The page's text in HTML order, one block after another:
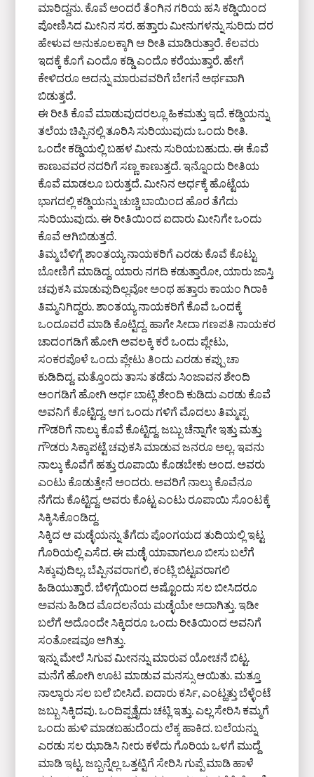
ಮಾರಿದ್ದನು. ಕೊವೆ ಅಂದರೆ ತೆಂಗಿನ ಗರಿಯ ಹಸಿ ಕಡ್ಡಿಯಿಂದ
ಪೋಣಿಸಿದ ಮೀನಿನ ಸರ. ಹತ್ತಾರು ಮೀನುಗಳನ್ನು ಸುರಿದು ದರ
ಹೇಳುವ ಅನುಕೂಲಕ್ಕಾಗಿ ಆ ರೀತಿ ಮಾಡಿರುತ್ತಾರೆ. ಕೆಲವರು
ಇದಕ್ಕೆ ಕೊಗೆ ಎಂದೊ ಕಡ್ಡಿ ಎಂದೊ ಕರೆಯುತ್ತಾರೆ. ಹೇಗೆ
ಕೇಳಿದರೂ ಅದನ್ನು ಮಾರುವವರಿಗೆ ಬೇಗನೆ ಅರ್ಥವಾಗಿ
ಬಿಡುತ್ತದೆ.
ಈ ರೀತಿ ಕೊವೆ ಮಾಡುವುದರಲ್ಲೂ ಹಿಕಮತ್ತು ಇದೆ. ಕಡ್ಡಿಯನ್ನು
ತಲೆಯ ಚಿಪ್ಪಿನಲ್ಲಿ ತೂರಿಸಿ ಸುರಿಯುವುದು ಒಂದು ರೀತಿ.
ಒಂದೇ ಕಡ್ಡಿಯಲ್ಲಿ ಬಹಳ ಮೀನು ಸುರಿಯಬಹುದು. ಈ ಕೊವೆ
ಕಾಣುವವರ ನದರಿಗೆ ಸಣ್ಣ ಕಾಣುತ್ತದೆ. ಇನ್ನೊಂದು ರೀತಿಯ
ಕೊವೆ ಮಾಡಲೂ ಬರುತ್ತದೆ. ಮೀನಿನ ಅರ್ಧಕ್ಕೆ ಹೊಟ್ಟೆಯ
ಭಾಗದಲ್ಲಿ ಕಡ್ಡಿಯನ್ನು ಚುಚ್ಚಿ ಬಾಯಿಂದ ಹೊರ ತೆಗೆದು
ಸುರಿಯುವುದು. ಈ ರೀತಿಯಿಂದ ಐದಾರು ಮೀನಿಗೇ ಒಂದು
ಕೊವೆ ಆಗಿಬಿಡುತ್ತದೆ.
ತಿಮ್ಮ ಬೆಳಿಗ್ಗೆ ಶಾಂತಯ್ಯ ನಾಯಕರಿಗೆ ಎರಡು ಕೊವೆ ಕೊಟ್ಟು
ಬೋಣಿಗೆ ಮಾಡಿದ್ದ. ಯಾರು ನಗದಿ ಕಡುತ್ತಾರೋ, ಯಾರು ಜಾಸ್ತಿ
ಚವುಕಸಿ ಮಾಡುವುದಿಲ್ಲವೋ ಅಂಥ ಹತ್ತಾರು ಕಾಯಂ ಗಿರಾಕಿ
ತಿಮ್ಮನಿಗಿದ್ದರು. ಶಾಂತಯ್ಯ ನಾಯಕರಿಗೆ ಕೊವೆ ಒಂದಕ್ಕೆ
ಒಂದೂವರೆ ಮಾಡಿ ಕೊಟ್ಟಿದ್ದ. ಹಾಗೇ ಸೀದಾ ಗಣಪತಿ ನಾಯಕರ
ಚಾದಂಗಡಿಗೆ ಹೋಗಿ ಅವಲಕ್ಕಿ ಕರೆ ಒಂದು ಪ್ಲೇಟು,
ಸಂಕರಪೊಳೆ ಒಂದು ಪ್ಲೇಟು ತಿಂದು ಎರಡು ಕಪ್ಪು ಚಾ
ಕುಡಿದಿದ್ದ. ಮತ್ತೊಂದು ತಾಸು ತಡೆದು ಸಿಂಜಾವನ ಶೇಂದಿ
ಅಂಗಡಿಗೆ ಹೋಗಿ ಅರ್ಧ ಬಾಟ್ಲಿ ಶೇಂದಿ ಕುಡಿದು ಎರಡು ಕೊವೆ
ಅವನಿಗೆ ಕೊಟ್ಟಿದ್ದ. ಆಗ ಒಂದು ಗಳಿಗೆ ಮೊದಲು ತಿಮ್ಮಪ್ಪ
ಗೌಡರಿಗೆ ನಾಲ್ಕು ಕೊವೆ ಕೊಟ್ಟಿದ್ದ. ಜಬ್ಬು ಚೆನ್ನಾಗೇ ಇತ್ತು ಮತ್ತು
ಗೌಡರು ಸಿಕ್ಕಾಪಟ್ಟೆ ಚವುಕಸಿ ಮಾಡುವ ಜನರೂ ಅಲ್ಲ. ಇವನು
ನಾಲ್ಕು ಕೊವೆಗೆ ಹತ್ತು ರೂಪಾಯಿ ಕೊಡಬೇಕು ಅಂದ. ಅವರು
ಎಂಟು ಕೊಡುತ್ತೇನೆ ಅಂದರು. ಅವರಿಗೆ ನಾಲ್ಕು ಕೊವೆನೂ
ನೆಗೆದು ಕೊಟ್ಟಿದ್ದ. ಅವರು ಕೊಟ್ಟ ಎಂಟು ರೂಪಾಯಿ ಸೊಂಟಕ್ಕೆ
ಸಿಕ್ಕಿಸಿಕೊಂಡಿದ್ದ.
ಸಿಕ್ಕಿದ ಆ ಮಡ್ಳೆಯನ್ನು ತೆಗೆದು ಪೊಂಗಯದ ತುದಿಯಲ್ಲಿ ಇಟ್ಟ
ಗೊರಿಯಲ್ಲಿ ಎಸೆದ. ಈ ಮಡ್ಳೆ ಯಾವಾಗಲೂ ಬೀಸು ಬಲೆಗೆ
ಸಿಕ್ಕುವುದಿಲ್ಲ. ಬೆಪ್ಪಿನವರಾಗಲಿ, ಕಂಟ್ಲಿ ಬಿಟ್ಟವರಾಗಲಿ
ಹಿಡಿಯುತ್ತಾರೆ. ಬೆಳಿಗ್ಗೆಯಿಂದ ಅಷ್ಟೊಂದು ಸಲ ಬೀಸಿದರೂ
ಅವನು ಹಿಡಿದ ಮೊದಲನೆಯ ಮಡ್ಳೆಯೇ ಅದಾಗಿತ್ತು. ಇಡೀ
ಬಲೆಗೆ ಅದೊಂದೇ ಸಿಕ್ಕಿದರೂ ಒಂದು ರೀತಿಯಿಂದ ಅವನಿಗೆ
ಸಂತೋಷವೂ ಆಗಿತ್ತು.
ಇನ್ನು ಮೇಲೆ ಸಿಗುವ ಮೀನನ್ನು ಮಾರುವ ಯೋಚನೆ ಬಿಟ್ಟ.
ಮನೆಗೆ ಹೋಗಿ ಊಟ ಮಾಡುವ ಮನಸ್ಸು ಆಯಿತು. ಮತ್ತೂ
ನಾಲ್ಕಾರು ಸಲ ಬಲೆ ಬೀಸಿದೆ. ಐದಾರು ಕರ್ಸಿ, ಎಂಟ್ಹತ್ತು ಬೆಳ್ಳೆಂಟೆ
ಜಬ್ಬು ಸಿಕ್ಕಿದವು. ಒಂದಿಪ್ಪತ್ತೈದು ಚಟ್ಲಿ ಇತ್ತು. ಎಲ್ಲ ಸೇರಿಸಿ ಕಮ್ಮಗೆ
ಒಂದು ಹುಳಿ ಮಾಡಬಹುದೆಂದು ಲೆಕ್ಕ ಹಾಕಿದ. ಬಲೆಯನ್ನು
ಎರಡು ಸಲ ಝಾಡಿಸಿ ನೀರು ಕಳೆದು ಗೊರಿಯ ಒಳಗೆ ಮುದ್ದೆ
ಮಾಡಿ ಇಟ್ಟ. ಜಬ್ಬನ್ನೆಲ್ಲ ಒತ್ತಟ್ಟಿಗೆ ಸೇರಿಸಿ ಗುಪ್ಪೆ ಮಾಡಿ ಹಾಳೆ